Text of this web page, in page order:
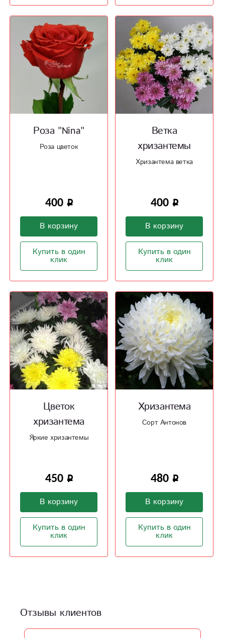
Роза "Nina"
Роза цветок
400
В корзину
Купить в один
клик
Ветка
хризантемы
Хризантема ветка
400
В корзину
Купить в один
клик
Цветок
хризантема
Яркие хризантемы
450
В корзину
Купить в один
клик
Хризантема
Сорт Антонов
480
В корзину
Купить в один
клик
Отзывы клиентов